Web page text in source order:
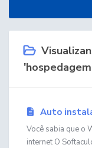
Auto
Você sabia que o
internet O